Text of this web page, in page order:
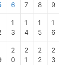
6 7 8 9
1
3
1
4
1
5
1
6
2
0
2
1
2
2
2
3